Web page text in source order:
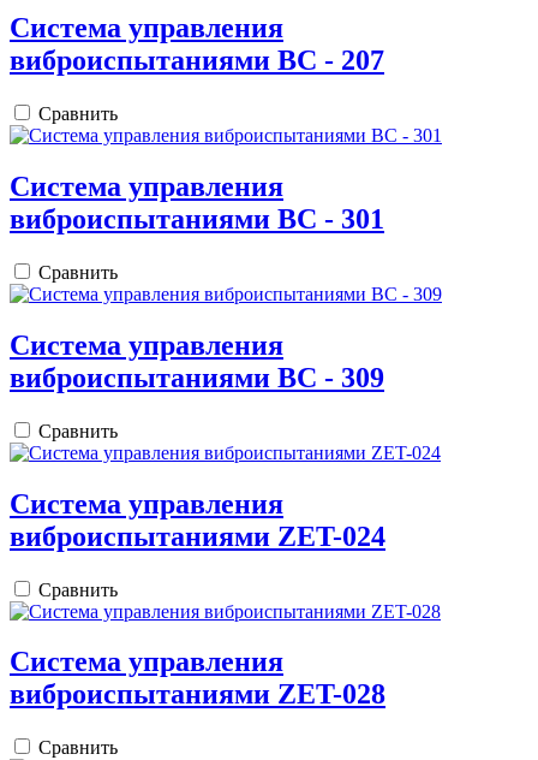
Система управления
виброиспытаниями ВС - 207
Сравнить
Система управления
виброиспытаниями ВС - 301
Сравнить
Система управления
виброиспытаниями ВС - 309
Сравнить
Cистема управления
виброиспытаниями ZET-024
Сравнить
Cистема управления
виброиспытаниями ZET-028
Сравнить